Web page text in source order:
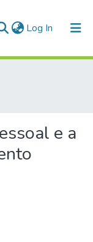
Log In (current)
e a